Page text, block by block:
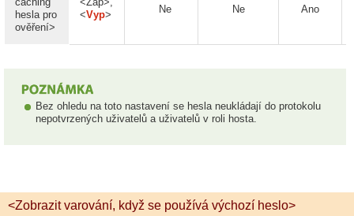
hesla pro
ověření>
<Vyp> Ne Ne Ano
Bez ohledu na toto nastavení se hesla neukládají do protokolu
nepotvrzených uživatelů a uživatelů v roli hosta.
<Zobrazit varování, když se používá výchozí heslo>